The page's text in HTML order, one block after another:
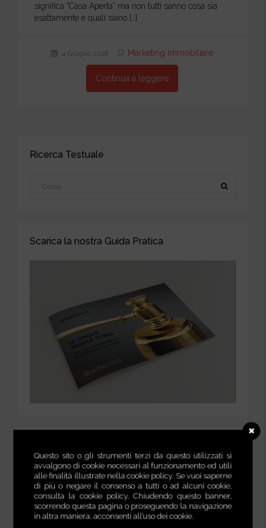
significa “Casa Aperta” ma non tutti sanno cosa sia
esattamente e quali siano […]
4 Giugno 2018 Marketing immobiliare
Continua a leggere
Ricerca Testuale
Scarica la nostra Guida Pratica
acquirente affittasi affitto
agente immobiliare
agenzia immobilaire
appartamento
assistenza
assistenza contrattuale
asta
asta giudiziaria
astapoint.it
calmierato canone
casa
Questo sito o gli strumenti terzi da questo utilizzati si
avvalgono di cookie necessari al funzionamento ed utili
alle finalità illustrate nella cookie policy. Se vuoi saperne
di più o negare il consenso a tutti o ad alcuni cookie,
consulta la cookie policy. Chiudendo questo banner,
scorrendo questa pagina o proseguendo la navigazione
in altra maniera, acconsenti all’uso dei cookie.